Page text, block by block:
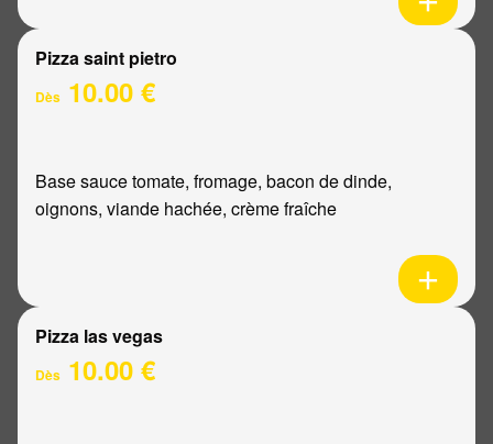
Pizza saint pietro
Dès 10.00 €
Base sauce tomate, fromage, bacon de dinde,
oignons, viande hachée, crème fraîche
Pizza las vegas
Dès 10.00 €